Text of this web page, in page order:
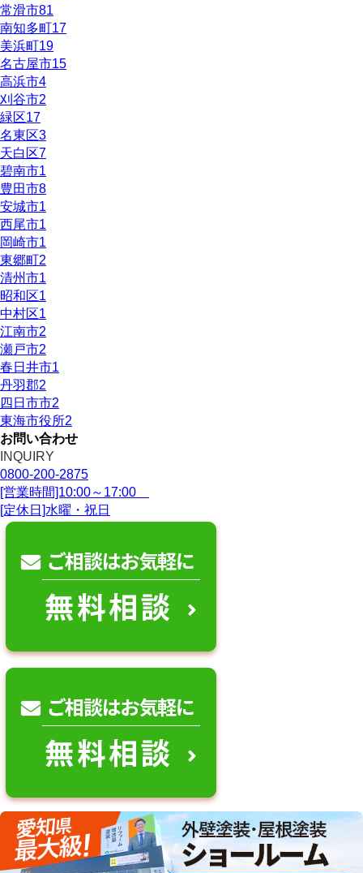
常滑市81
南知多町17
美浜町19
名古屋市15
高浜市4
刈谷市2
緑区17
名東区3
天白区7
碧南市1
豊田市8
安城市1
西尾市1
岡崎市1
東郷町2
清州市1
昭和区1
中村区1
江南市2
瀬戸市2
春日井市1
丹羽郡2
四日市市2
東海市役所2
お問い合わせ
INQUIRY
0800-200-2875
[営業時間]10:00～17:00
[定休日]水曜・祝日